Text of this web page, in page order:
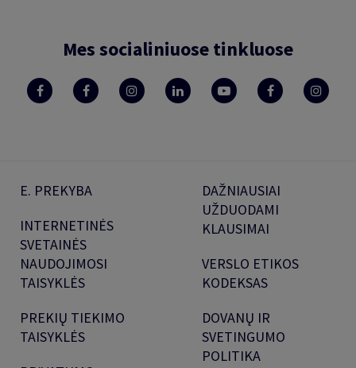
Mes socialiniuose tinkluose
E. PREKYBA
INTERNETINĖS
SVETAINĖS
NAUDOJIMOSI
TAISYKLĖS
PREKIŲ TIEKIMO
TAISYKLĖS
DAŽNIAUSIAI
UŽDUODAMI
KLAUSIMAI
VERSLO ETIKOS
KODEKSAS
DOVANŲ IR
SVETINGUMO
POLITIKA